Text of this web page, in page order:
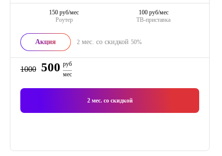
Роутер
150 руб/мес
ТВ-приставка
100 руб/мес
Акция 2 мес. со скидкой 50%
1000 500 руб
мес
2мес. со скидкой